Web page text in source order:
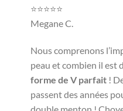
⭐⭐⭐⭐⭐
Megane C.
Nous comprenons
peau et combien il est
forme de V parfait!
passent des années
double menton !